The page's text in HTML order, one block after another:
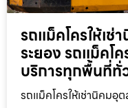
รถแม็คโครให้เ
ระยอง รถแม็คโ
บริการทุกพื้นที่ทั่
รถแม็คโครให้เช่านิคมอุ